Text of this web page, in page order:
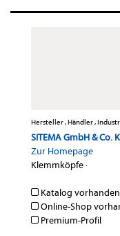
Hersteller , Händler ,
SITEMA GmbH & Co.
Zur Homepage
Klemmköpfe·
Katalog vorhanden
Online-Shop
Premium-Profil